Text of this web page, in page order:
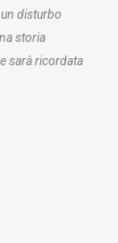
disturbo
storia
sarà ricordata